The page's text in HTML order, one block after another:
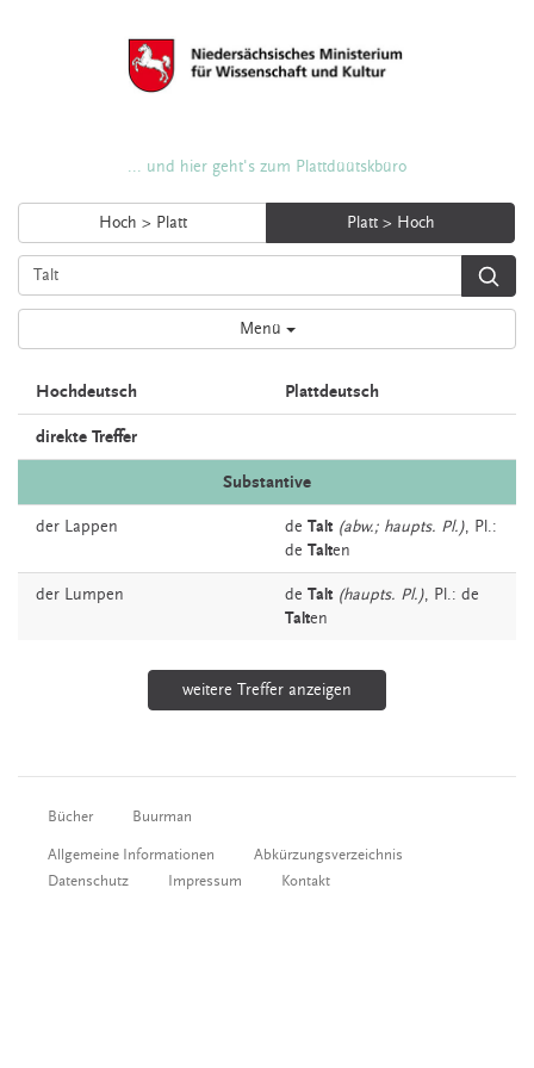
... und hier geht's zum Plattdüütskbüro
Hoch > Platt Platt > Hoch
Menü
Hochdeutsch Plattdeutsch
direkte Treffer
Substantive
der Lappen de Talt (abw.; haupts. Pl.), Pl.:
de Talten
der Lumpen de Talt (haupts. Pl.), Pl.: de
Talten
weitere Treffer anzeigen
Bücher Buurman
Allgemeine Informationen
Abkürzungsverzeichnis
Datenschutz
Impressum Kontakt